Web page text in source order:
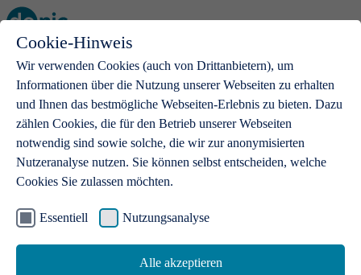
Cookie-Hinweis
Wir verwenden Cookies (auch von Drittanbietern), um
Informationen über die Nutzung unserer Webseiten zu erhalten
und Ihnen das bestmögliche Webseiten-Erlebnis zu bieten. Dazu
zählen Cookies, die für den Betrieb unserer Webseiten
notwendig sind sowie solche, die wir zur anonymisierten
Nutzeranalyse nutzen. Sie können selbst entscheiden, welche
Cookies Sie zulassen möchten.
Essentiell Nutzungsanalyse
Alle akzeptieren
Open main menu
.de-Domains
Mit einer .de-Domain erhalten Ideen eine Bühne